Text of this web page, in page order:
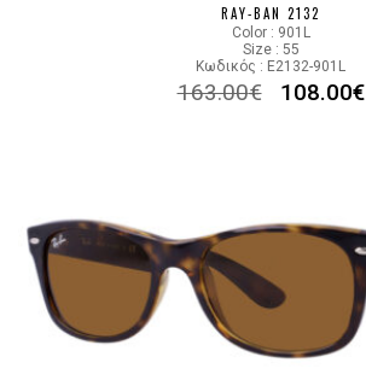
RAY-BAN 2132
Color : 901L
Size : 55
Κωδικός : E2132-901L
163.00€ 108.00€